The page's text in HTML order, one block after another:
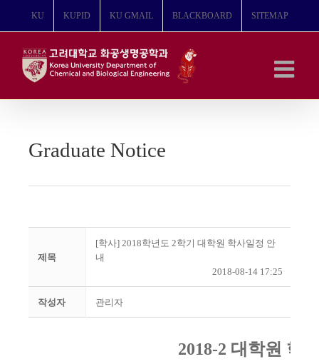
뛰
KU KUPID KU GMAIL BLACKBOARD SITEMAP
Graduate Notice
제목
[학사] 2018학년도 2학기 대학원 학사일정 안
내
2018-08-14 17:25
작성자 관리자
2018-2 대학원 학